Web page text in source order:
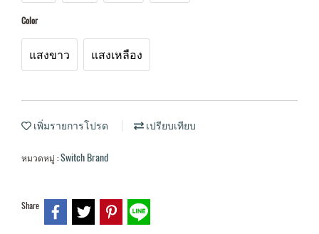
Color
แสงขาว แสงเหลือง
เพิ่มรายการโปรด เปรียบเทียบ
หมวดหมู่ :Switch Brand
Share